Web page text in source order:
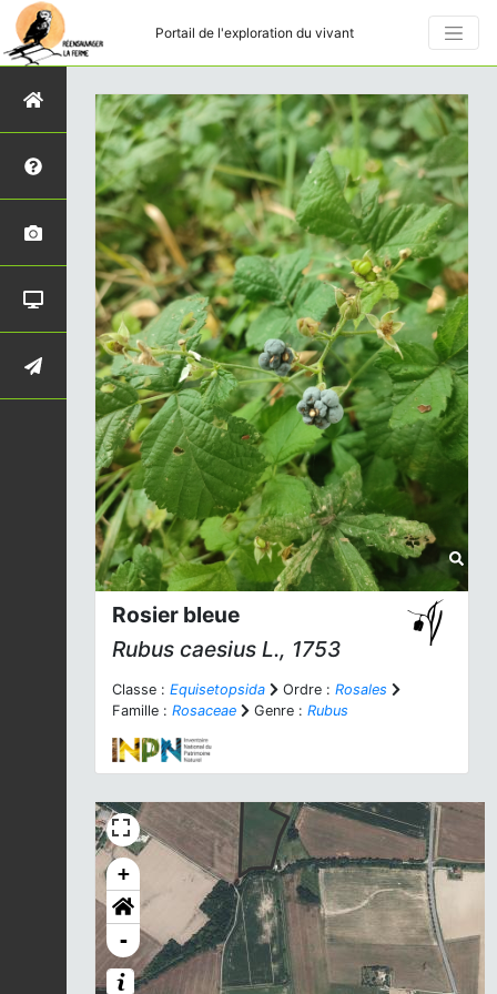
Portail de l'exploration du vivant
Rosier bleue
Rubus caesius L., 1753
Classe : Equisetopsida Ordre : Rosales
Famille : Rosaceae Genre : Rubus
+
-